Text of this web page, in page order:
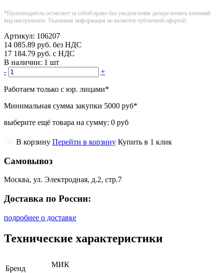
*Производитель оставляет за собой право без уведомления дилера менять внешний
вид инструмента. Указанная информация не является публичной офертой.
Артикул: 106207
14 085.89 руб. без НДС
17 184.79 руб. с НДС
В наличии: 1 шт
-
+
Работаем только с юр. лицами*
Минимальная сумма закупки 5000 руб*
выберите ещё товара на сумму: 0 руб
В корзину Перейти в корзину Купить в 1 клик
Самовывоз
Москва, ул. Электродная, д.2, стр.7
Доставка по России:
подробнее о доставке
Технические характеристики
Бренд МИК